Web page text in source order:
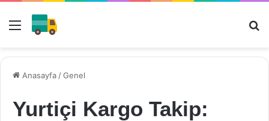
Menü
Anasayfa /Genel
Yurtiçi Kargo Takip: